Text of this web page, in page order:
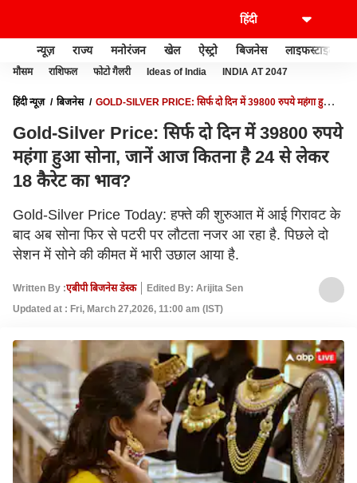
न्यूज़ राज्य मनोरंजन खेल ऐस्ट्रो बिजनेस लाइफस्टाइल
मौसम राशिफल फोटो गैलरी Ideas of India INDIA AT 2047
हिंदी न्यूज़ बिजनेस
GOLD-SILVER PRICE: सिर्फ दो दिन में 39800 रुपये महंगा हुआ
Gold-Silver Price: सिर्फ दो दिन में 39800 रुपये
महंगा हुआ सोना, जानें आज कितना है 24 से लेकर
18 कैरेट का भाव?
Gold-Silver Price Today: हफ्ते की शुरुआत में आई गिरावट के
बाद अब सोना फिर से पटरी पर लौटता नजर आ रहा है. पिछले दो
सेशन में सोने की कीमत में भारी उछाल आया है.
Written By :एबीपी बिजनेस डेस्क
Edited By: Arijita Sen
Updated at : Fri, March 27,2026, 11:00 am (IST)